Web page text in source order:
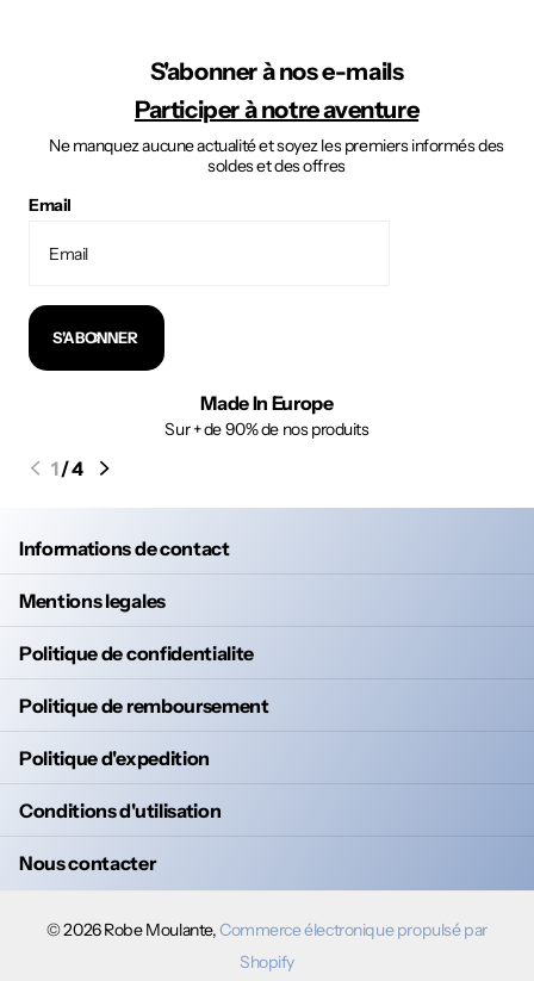
S'abonner à nos e-mails
Participer à notre aventure
Ne manquez aucune actualité et soyez les premiers informés des
soldes et des offres
Email
S'ABONNER
Made In Europe
Sur + de 90% de nos produits
1/4
Informations de contact
Mentions legales
Politique de confidentialite
Politique de remboursement
Politique d'expedition
Conditions d'utilisation
Nous contacter
©2026Robe Moulante,Commerce électronique propulsé par
Shopify